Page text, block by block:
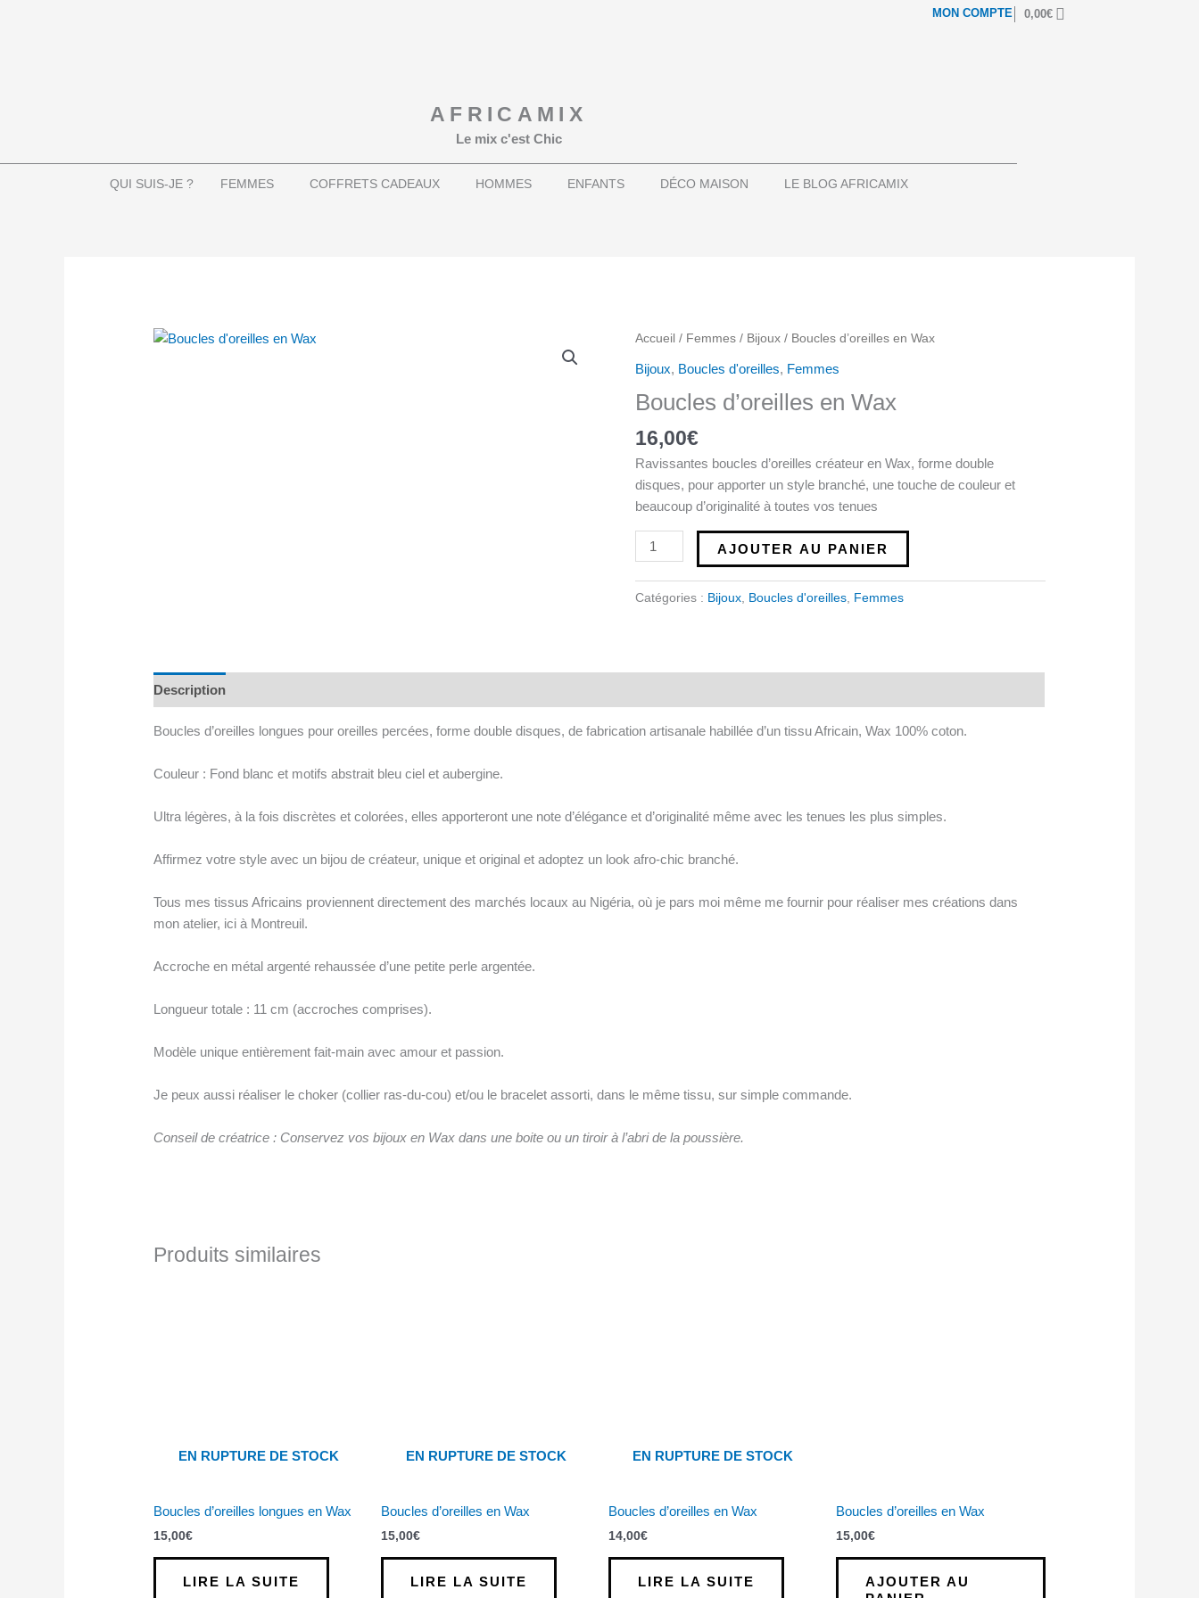
MON COMPTE 0,00€
AFRICAMIX
Le mix c'est Chic
QUI SUIS-JE ? FEMMES COFFRETS CADEAUX HOMMES ENFANTS DÉCO MAISON LE BLOG AFRICAMIX
Accueil / Femmes / Bijoux / Boucles d’oreilles en Wax
Bijoux, Boucles d'oreilles, Femmes
Boucles d’oreilles en Wax
16,00€
Ravissantes boucles d’oreilles créateur en Wax, forme double
disques, pour apporter un style branché, une touche de couleur et
beaucoup d’originalité à toutes vos tenues
quantité
Boucles
d'oreilles
Wax
AJOUTER AU PANIER
Catégories : Bijoux, Boucles d'oreilles, Femmes
Description
Boucles d’oreilles longues pour oreilles percées, forme double disques, de fabrication artisanale habillée d’un tissu Africain, Wax 100% coton.
Couleur : Fond blanc et motifs abstrait bleu ciel et aubergine.
Ultra légères, à la fois discrètes et colorées, elles apporteront une note d’élégance et d’originalité même avec les tenues les plus simples.
Affirmez votre style avec un bijou de créateur, unique et original et adoptez un look afro-chic branché.
Tous mes tissus Africains proviennent directement des marchés locaux au Nigéria, où je pars moi même me fournir pour réaliser mes créations dans
mon atelier, ici à Montreuil.
Accroche en métal argenté rehaussée d’une petite perle argentée.
Longueur totale : 11 cm (accroches comprises).
Modèle unique entièrement fait-main avec amour et passion.
Je peux aussi réaliser le choker (collier ras-du-cou) et/ou le bracelet assorti, dans le même tissu, sur simple commande.
Conseil de créatrice : Conservez vos bijoux en Wax dans une boite ou un tiroir à l’abri de la poussière.
Produits similaires
EN RUPTURE DE STOCK
Boucles d’oreilles longues en Wax
15,00€
LIRE LA SUITE
EN RUPTURE DE STOCK
Boucles d’oreilles en Wax
15,00€
LIRE LA SUITE
EN RUPTURE DE STOCK
Boucles d’oreilles en Wax
14,00€
LIRE LA SUITE
Boucles d’oreilles en Wax
15,00€
AJOUTER AU